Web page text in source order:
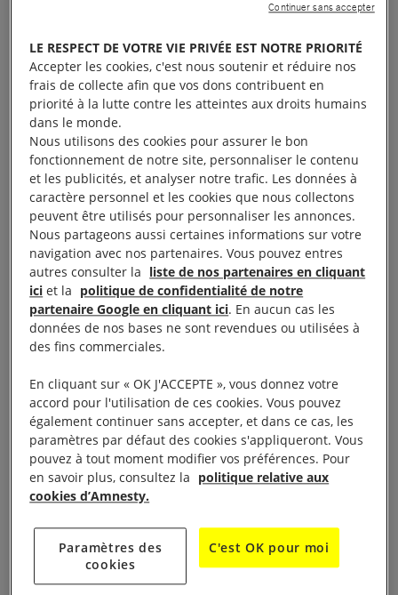
Des violations en toute
impunité
Lesbombes à sous-munitionssont des armes qui,
par nature, frappent sans discrimination et infligent
des souffrances inimaginables pendant des années
après leur utilisation. Pour cette raison, elles font
l’objet d’une interdiction internationale. Leur
présence danscette vidéolaisse supposer que les
forces armées égyptiennes en ont déjà utilisé ou ont
l’intention de le faire, au mépris flagrant des vies
humaines.
reprises des attaques illégales, même au moyen
d’armes plus précises. Selon des témoins, en 2015,
des avions de combat de type F16 ont procédé à
des frappes aériennes dans des zones densément
peuplées du Sinaï. Plusieurs dizaines d’habitants,
dont des enfants, ont été tués ou blessés dans ces
attaques.
À lire aussi : Égypte : une vidéo montre des exécutions
LE RESPECT DE VOTRE VIE PRIVÉE EST NOTRE PRIORITÉ
Accepter les cookies, c'est nous soutenir et réduire nos
frais de collecte afin que vos dons contribuent en
priorité à la lutte contre les atteintes aux droits humains
dans le monde.
Nous utilisons des cookies pour assurer le bon
fonctionnement de notre site, personnaliser le contenu
et les publicités, et analyser notre trafic. Les données à
caractère personnel et les cookies que nous collectons
peuvent être utilisés pour personnaliser les annonces.
Nous partageons aussi certaines informations sur votre
navigation avec nos partenaires. Vous pouvez entres
autres consulter la liste de nos partenaires en cliquant
ici et la politique de confidentialité de notre
partenaire Google en cliquant ici. En aucun cas les
données de nos bases ne sont revendues ou utilisées à
des fins commerciales.
En cliquant sur « OK J'ACCEPTE », vous donnez votre
accord pour l'utilisation de ces cookies. Vous pouvez
également continuer sans accepter, et dans ce cas, les
paramètres par défaut des cookies s'appliqueront. Vous
pouvez à tout moment modifier vos préférences. Pour
en savoir plus, consultez la politique relative aux
cookies d’Amnesty.
Paramètres des
cookies
C'est OK pour moi
Continuer sans accepter